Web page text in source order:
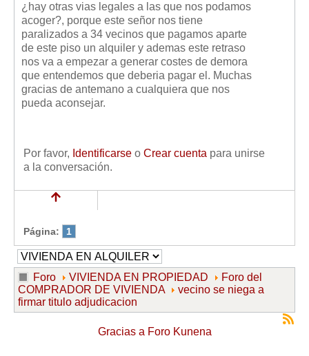
¿hay otras vias legales a las que nos podamos
acoger?, porque este señor nos tiene
paralizados a 34 vecinos que pagamos aparte
de este piso un alquiler y ademas este retraso
nos va a empezar a generar costes de demora
que entendemos que deberia pagar el. Muchas
gracias de antemano a cualquiera que nos
pueda aconsejar.
Por favor, Identificarse o Crear cuenta para unirse
a la conversación.
Página: 1
Foro VIVIENDA EN PROPIEDAD
Foro del
COMPRADOR DE VIVIENDA
vecino se niega a
firmar titulo adjudicacion
Gracias a Foro Kunena